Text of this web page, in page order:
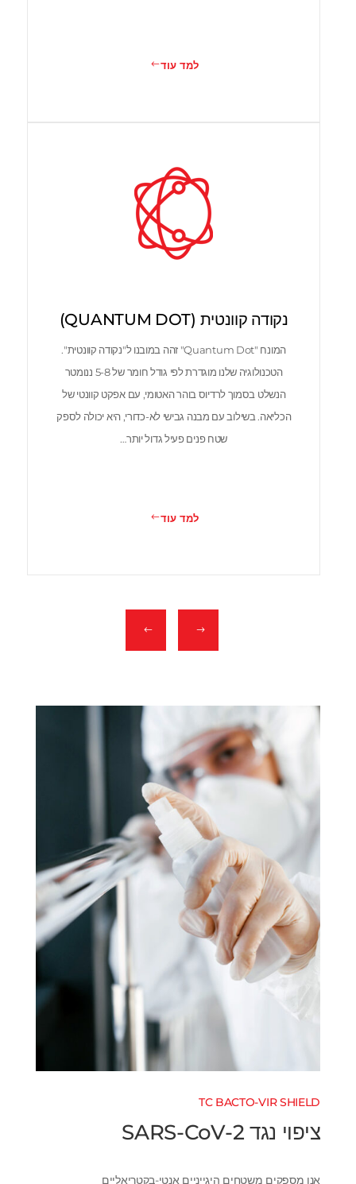
למד עוד
נקודה קוונטית (QUANTUM DOT)
המונח "Quantum Dot" זהה במובנו ל"נקודה קוונטית".
הטכנולוגיה שלנו מוגדרת לפי גודל חומר של 5-8 ננומטר
הנשלט בסמוך לרדיוס בוהר האטומי, עם אפקט קוונטי של
הכליאה. בשילוב עם מבנה גבישי לא-כדורי, היא יכולה לספק
שטח פנים פעיל גדול יותר…
למד עוד
TC BACTO-VIR SHIELD
ציפוי נגד SARS-CoV-2
אנו מספקים משטחים היגייניים אנטי-בקטריאליים